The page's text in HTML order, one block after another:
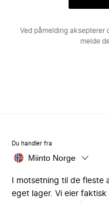
Ved påmelding aksepterer
melde
Du handler fra
Miinto Norge
I motsetning til de
eget lager. Vi eier